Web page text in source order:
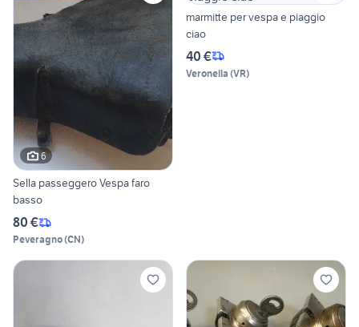
6
Sella passeggero Vespa faro
basso
80 €
Peveragno(CN)
marmitte per vespa e piaggio
ciao
40 €
Veronella (VR)